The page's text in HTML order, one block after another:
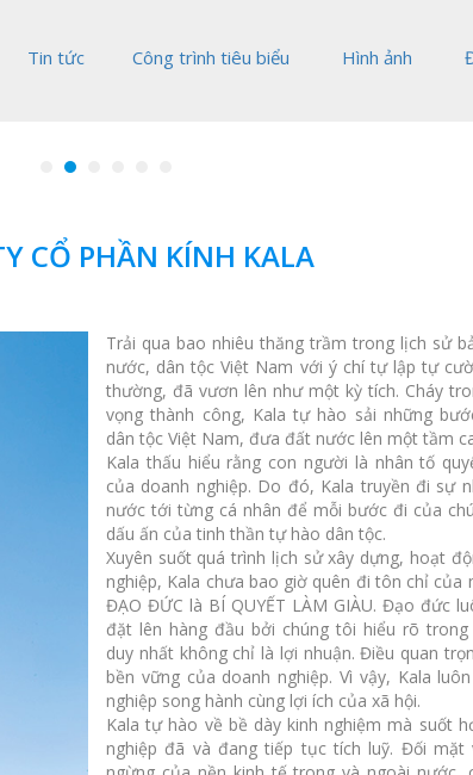
Tin tức Công trình tiêu biểu Hình ảnh
CỔ PHẦN KÍNH KALA
Trải qua bao nhiêu thăng trầm trong lịch sử
nước, dân tộc Việt Nam với ý chí tự lập tự
thường, đã vươn lên như một kỳ tích. Cháy
vọng thành công, Kala tự hào sải những
dân tộc Việt Nam, đưa đất nước lên một tầm
Kala thấu hiểu rằng con người là nhân tố
của doanh nghiệp. Do đó, Kala truyền đi sự
nước tới từng cá nhân để mỗi bước đi của
dấu ấn của tinh thần tự hào dân tộc.
Xuyên suốt quá trình lịch sử xây dựng, hoạt
nghiệp, Kala chưa bao giờ quên đi tôn chỉ của
ĐẠO ĐỨC là BÍ QUYẾT LÀM GIÀU. Đạo đức
đặt lên hàng đầu bởi chúng tôi hiểu rõ
duy nhất không chỉ là lợi nhuận. Điều quan
bền vững của doanh nghiệp. Vì vậy, Kala
nghiệp song hành cùng lợi ích của xã hội.
Kala tự hào về bề dày kinh nghiệm mà suốt
nghiệp đã và đang tiếp tục tích luỹ. Đối